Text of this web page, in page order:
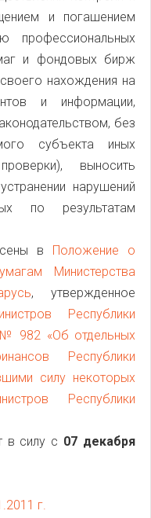
и погашением
профессиональных
и фондовых бирж
нахождения на
и информации,
без
субъекта иных
выносить
нарушений
по результатам
в Положение о
Министерства
, утвержденное
Республики
982 «Об отдельных
Республики
силу некоторых
Республики
в силу с 07 декабря
г.